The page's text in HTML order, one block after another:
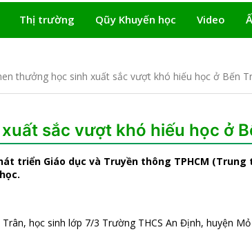
Thị trường Qũy Khuyến học Video
thưởng học sinh xuất sắc vượt khó hiếu học ở Bến
sắc vượt khó hiếu học ở
triển Giáo dục và Truyền thông TPHCM (Trung
học sinh lớp 7/3 Trường THCS An Định, huyện